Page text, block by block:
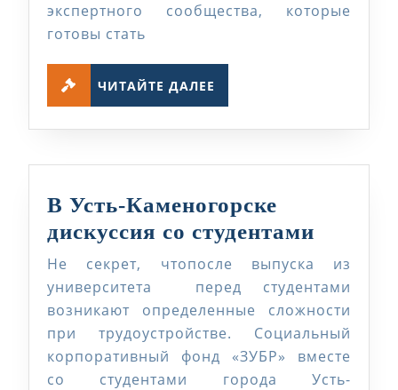
экспертного сообщества, которые
готовы стать
ЧИТАЙТЕ ДАЛЕЕ
В Усть-Каменогорске
дискуссия со студентами
Усть-
со
Не секрет, чтопосле выпуска из
университета перед студентами
возникают определенные сложности
при трудоустройстве. Социальный
корпоративный фонд «ЗУБР» вместе
со студентами города Усть-